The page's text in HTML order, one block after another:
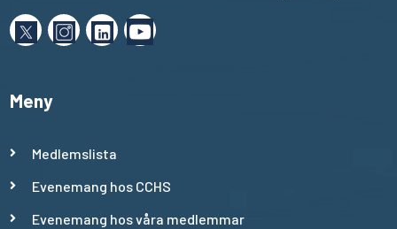
Meny
Medlemslista
Evenemang hos CCHS
Evenemang hos våra medlemmar